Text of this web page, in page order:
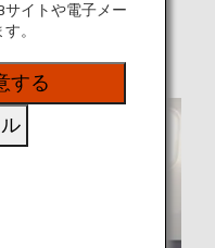
サイトや電子メー
。
する